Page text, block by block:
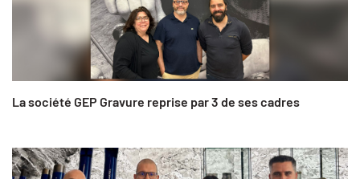
La société GEP Gravure reprise par 3 de ses cadres